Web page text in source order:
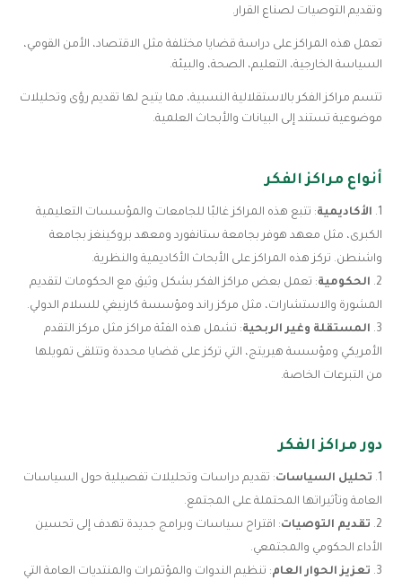
وتقديم التوصيات لصناع القرار.
تعمل هذه المراكز على دراسة قضايا مختلفة مثل الاقتصاد، الأمن القومي،
السياسة الخارجية، التعليم، الصحة، والبيئة.
تتسم مراكز الفكر بالاستقلالية النسبية، مما يتيح لها تقديم رؤى وتحليلات
موضوعية تستند إلى البيانات والأبحاث العلمية.
أنواع مراكز الفكر
الأكاديمية: تتبع هذه المراكز غالبًا للجامعات والمؤسسات التعليمية
الكبرى، مثل معهد هوفر بجامعة ستانفورد ومعهد بروكينغز بجامعة
واشنطن. تركز هذه المراكز على الأبحاث الأكاديمية والنظرية.
الحكومية: تعمل بعض مراكز الفكر بشكل وثيق مع الحكومات لتقديم
المشورة والاستشارات، مثل مركز راند ومؤسسة كارنيغي للسلام الدولي.
المستقلة وغير الربحية: تشمل هذه الفئة مراكز مثل مركز التقدم
الأمريكي ومؤسسة هيريتج، التي تركز على قضايا محددة وتتلقى تمويلها
من التبرعات الخاصة.
دور مراكز الفكر
تحليل السياسات: تقديم دراسات وتحليلات تفصيلية حول السياسات
العامة وتأثيراتها المحتملة على المجتمع.
تقديم التوصيات: اقتراح سياسات وبرامج جديدة تهدف إلى تحسين
الأداء الحكومي والمجتمعي.
تعزيز الحوار العام: تنظيم الندوات والمؤتمرات والمنتديات العامة التي